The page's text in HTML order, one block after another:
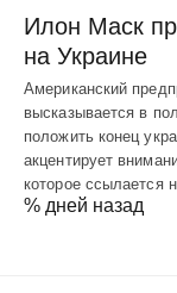
Илон Маск
на Украине
Американский
высказывается в
положить конец
акцентирует
которое ссылается
% дней назад